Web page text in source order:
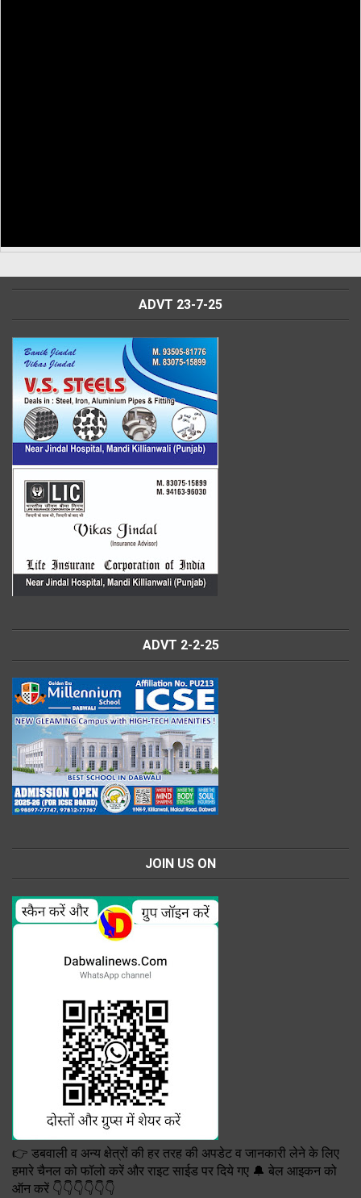
ADVT 23-7-25
ADVT 2-2-25
JOIN US ON
👉 डबवाली व अन्य क्षेत्रों की हर तरह की अपडेट व जानकारी लेने के लिए
हमारे चैनल को फॉलो करें और राइट साईड पर दिये गए 🔔 बेल आइकन को
ऑन करें 👇👇👇👇👇👇